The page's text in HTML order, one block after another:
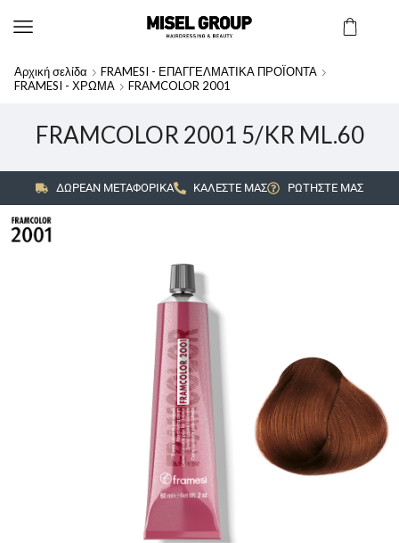
Αρχική σελίδα
FRAMESI - ΕΠΑΓΓΕΛΜΑΤΙΚΑ ΠΡΟΪΟΝΤΑ
FRAMESI - ΧΡΩΜΑ
FRAMCOLOR 2001
FRAMCOLOR 2001 5/KR ML.60
ΔΩΡΕΑΝ ΜΕΤΑΦΟΡΙΚΑ ΚΑΛΕΣΤΕ ΜΑΣ ΡΩΤΗΣΤΕ ΜΑΣ